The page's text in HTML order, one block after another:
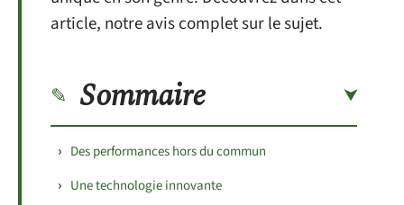
article, notre avis complet sur le sujet.
Sommaire
Des performances hors du commun
Une technologie innovante